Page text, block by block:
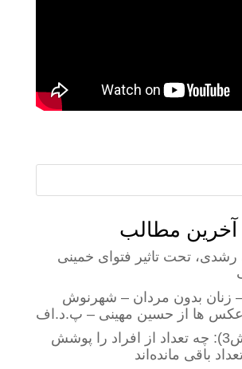
آخرین مطالب
تحت تاثیر فتوای خمینی
– زنان بدون مردان – شهرنوش
عکس ها از حسین مهینی – پ.د.اف
پزشکیان (بخش3): چه تعداد از افراد را پوشش
باقی مانده‌اند